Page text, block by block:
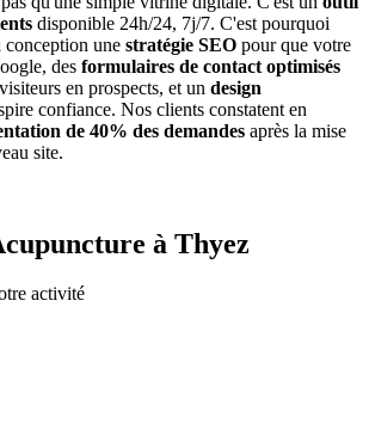
disponible 24h/24, 7j/7. C'est pourquoi
conception une stratégie SEO pour que votre
des formulaires de contact optimisés
en prospects, et un design
confiance. Nos clients constatent en
de 40% des demandes après la mise
site.
à Thyez
activité